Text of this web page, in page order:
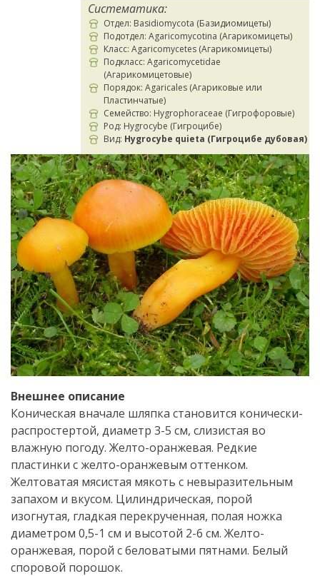
Систематика:
Отдел: Basidiomycota (Базидиомицеты)
Подотдел: Agaricomycotina (Агарикомицеты)
Класс: Agaricomycetes (Агарикомицеты)
Подкласс: Agaricomycetidae
(Агарикомицетовые)
Порядок: Agaricales (Агариковые или
Пластинчатые)
Семейство: Hygrophoraceae (Гигрофоровые)
Род: Hygrocybe (Гигроцибе)
Вид: Hygrocybe quieta (Гигроцибе дубовая)
Внешнее описание
Коническая вначале шляпка становится конически-
распростертой, диаметр 3-5 см, слизистая во
влажную погоду. Желто-оранжевая. Редкие
пластинки с желто-оранжевым оттенком.
Желтоватая мясистая мякоть с невыразительным
запахом и вкусом. Цилиндрическая, порой
изогнутая, гладкая перекрученная, полая ножка
диаметром 0,5-1 см и высотой 2-6 см. Желто-
оранжевая, порой с беловатыми пятнами. Белый
споровой порошок.